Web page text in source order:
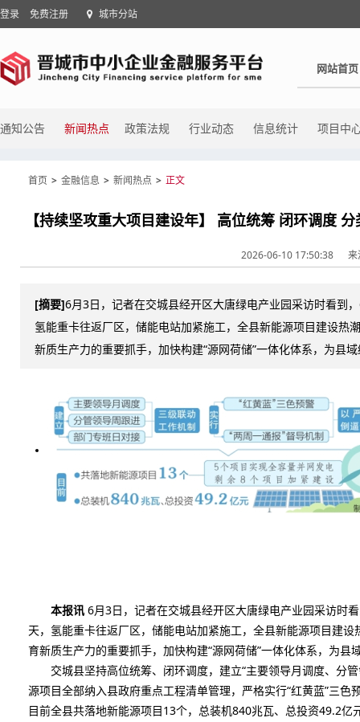
登录 免费注册 城市分站
网站首页
通知公告 新闻热点 政策法规 行业动态 信息统计 项目中
首页 > 金融信息 > 新闻热点 > 正文
【持续坚攻重大项目建设年】 高位统筹 闭环调度
2026-06-10 17:50:38 来
[摘要]6月3日，记者在交城县经开区大唐绿电产业园采访时看到
氢能重卡往返厂区，储能电站加紧施工，全县新能源项目建设热
新质生产力的重要抓手，加快构建“源网荷储”一体化体系，为县
本报讯 6月3日，记者在交城县经开区大唐绿电产业园采访时
天，氢能重卡往返厂区，储能电站加紧施工，全县新能源项目建
育新质生产力的重要抓手，加快构建“源网荷储”一体化体系，为县
交城县坚持高位统筹、闭环调度，建立“主要领导月调度、分
源项目全部纳入县政府重点工程清单管理，严格实行“红黄蓝”三
目前全县共落地新能源项目13个，总装机840兆瓦、总投资49.2